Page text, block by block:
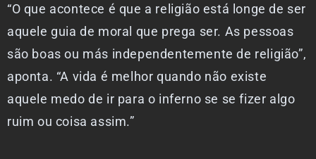
“O que acontece é que a religião está longe de ser
aquele guia de moral que prega ser. As pessoas
são boas ou más independentemente de religião”,
aponta. “A vida é melhor quando não existe
aquele medo de ir para o inferno se se fizer algo
ruim ou coisa assim.”